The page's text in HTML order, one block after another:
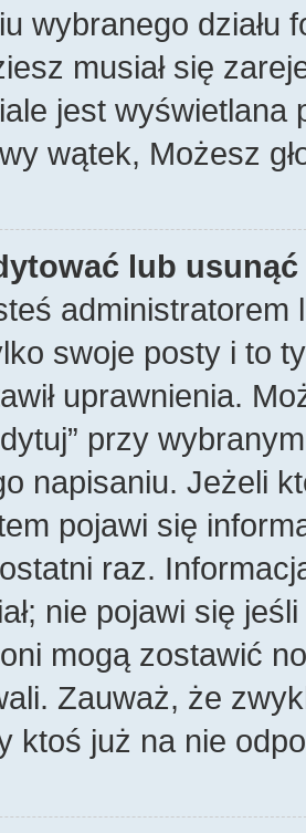
wybranego działu
musiał się
jest wyświetlana
wątek, Możesz
lub
swoje posty i to
uprawnienia.
przy
napisaniu. Jeżeli
pojawi się
raz.
nie pojawi się
mogą zostawić
Zauważ, że
ktoś już na nie